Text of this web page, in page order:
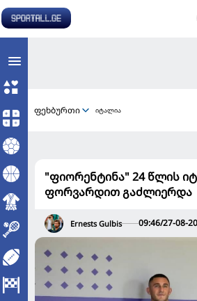
ფეხბურთი იტალია
"ფიორენტინა" 24 წლის
ფორვარდით გაძლიერდა
Ernests Gulbis 09:46/27-08-